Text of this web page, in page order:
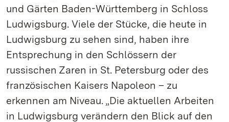
und Gärten Baden-Württemberg in Schloss
Ludwigsburg. Viele der Stücke, die heute in
Ludwigsburg zu sehen sind, haben ihre
Entsprechung in den Schlössern der
russischen Zaren in St. Petersburg oder des
französischen Kaisers Napoleon – zu
erkennen am Niveau. „Die aktuellen Arbeiten
in Ludwigsburg verändern den Blick auf den